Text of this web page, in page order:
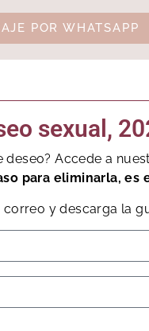
POR WHATSAPP
sexual,
deseo? Accede a
para eliminarla, es
y descarga la